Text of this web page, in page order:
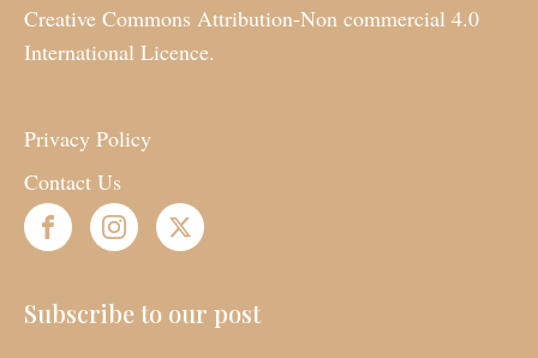
Creative Commons Attribution-Non commercial 4.0
International Licence.
Privacy Policy
Contact Us
Subscribe to our post